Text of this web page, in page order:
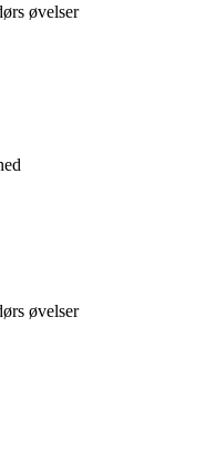
øvelser
øvelser